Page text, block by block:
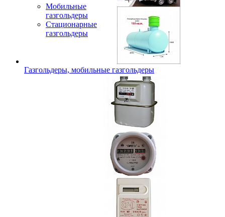
Мобильные
газгольдеры
Стационарные
газгольдеры
Газгольдеры, мобильные газгольдеры